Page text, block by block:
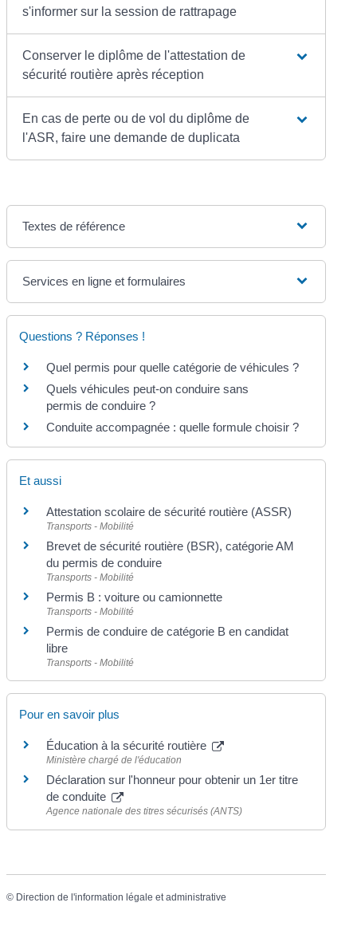
s'informer sur la session de rattrapage
Conserver le diplôme de l'attestation de
sécurité routière après réception
En cas de perte ou de vol du diplôme de
l'ASR, faire une demande de duplicata
Textes de référence
Services en ligne et formulaires
Questions ? Réponses !
Quel permis pour quelle catégorie de véhicules ?
Quels véhicules peut-on conduire sans
permis de conduire ?
Conduite accompagnée : quelle formule choisir ?
Et aussi
Attestation scolaire de sécurité routière (ASSR)
Transports - Mobilité
Brevet de sécurité routière (BSR), catégorie AM
du permis de conduire
Transports - Mobilité
Permis B : voiture ou camionnette
Transports - Mobilité
Permis de conduire de catégorie B en candidat
libre
Transports - Mobilité
Pour en savoir plus
Éducation à la sécurité routière
Ministère chargé de l'éducation
Déclaration sur l'honneur pour obtenir un 1er titre
de conduite
Agence nationale des titres sécurisés (ANTS)
© Direction de l'information légale et administrative